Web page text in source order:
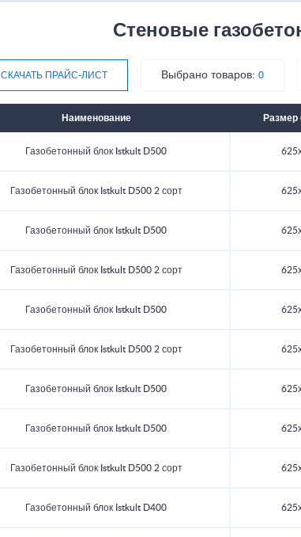
Стеновые
СКАЧАТЬ ПРАЙС-ЛИСТ Выбрано товаров: 0
Наименование
Газобетонный блок Istkult D500
Газобетонный блок Istkult D500 2 сорт
Газобетонный блок Istkult D500
Газобетонный блок Istkult D500 2 сорт
Газобетонный блок Istkult D500
Газобетонный блок Istkult D500 2 сорт
Газобетонный блок Istkult D500
Газобетонный блок Istkult D500
Газобетонный блок Istkult D500 2 сорт
Газобетонный блок Istkult D400